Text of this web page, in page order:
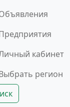
кабинет
регион